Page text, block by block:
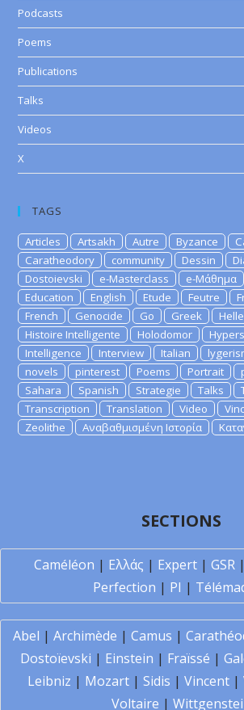
Podcasts
Poems
Publications
Talks
Videos
X
TAGS
Articles Artsakh Autre Byzance
Caratheodory
community Dessin
Dostoievski
e-Masterclass e-Μάθημα
Education
English Etude Feutre
French
Genocide Go Greek
Histoire Intelligente
Holodomor
Intelligence
Interview Italian
novels
pinterest Poems Portrait
Sahara
Spanish Strategie Talks
Transcription
Translation Video
Zeolithe
Αναβαθμισμένη Ιστορία
SECTIONS
Caméléon | Ελλάς | Expert| GSR|
Perfection | PI |
Abel | Archimède | Camus |
Dostoïevski | Einstein | Fraïssé |
Leibniz | Mozart | Sidis | Vincent |
Voltaire |